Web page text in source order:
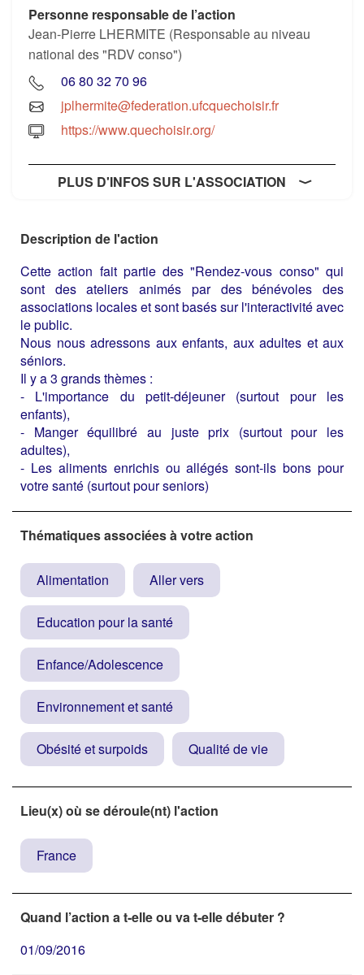
Personne responsable de l’action
Jean-Pierre LHERMITE (Responsable au niveau
national des "RDV conso")
06 80 32 70 96
jplhermite@federation.ufcquechoisir.fr
https://www.quechoisir.org/
PLUS D'INFOS SUR L'ASSOCIATION
Description de l'action
Cette action fait partie des "Rendez-vous conso" qui
sont des ateliers animés par des bénévoles des
associations locales et sont basés sur l'interactivité avec
le public.
Nous nous adressons aux enfants, aux adultes et aux
séniors.
Il y a 3 grands thèmes :
- L'importance du petit-déjeuner (surtout pour les
enfants),
- Manger équilibré au juste prix (surtout pour les
adultes),
- Les aliments enrichis ou allégés sont-ils bons pour
votre santé (surtout pour seniors)
Thématiques associées à votre action
Alimentation Aller vers
Education pour la santé
Enfance/Adolescence
Environnement et santé
Obésité et surpoids Qualité de vie
Lieu(x) où se déroule(nt) l'action
France
Quand l’action a t-elle ou va t-elle débuter ?
01/09/2016